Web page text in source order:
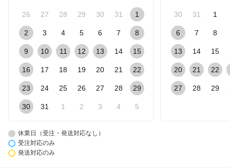
26 27 28 29 30 31 1
2 3 4 5 6 7 8
9 10 11 12 13 14 15
16 17 18 19 20 21 22
23 24 25 26 27 28 29
30 31 1 2 3 4 5
30 31 1
6 7 8
13 14 15
20 21 22
27 28 29
休業日（受注・発送対応なし）
受注対応のみ
発送対応のみ